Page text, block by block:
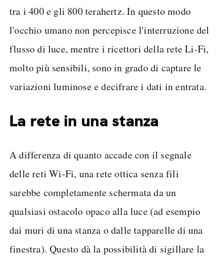
tra i 400 e gli 800 terahertz. In questo modo
l'occhio umano non percepisce l'interruzione del
flusso di luce, mentre i ricettori della rete Li-Fi,
molto più sensibili, sono in grado di captare le
variazioni luminose e decifrare i dati in entrata.
La rete in una stanza
A differenza di quanto accade con il segnale
delle reti Wi-Fi, una rete ottica senza fili
sarebbe completamente schermata da un
qualsiasi ostacolo opaco alla luce (ad esempio
dai muri di una stanza o dalle tapparelle di una
finestra). Questo dà la possibilità di sigillare la